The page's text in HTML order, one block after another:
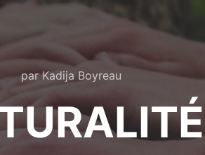
parKadija Boyreau